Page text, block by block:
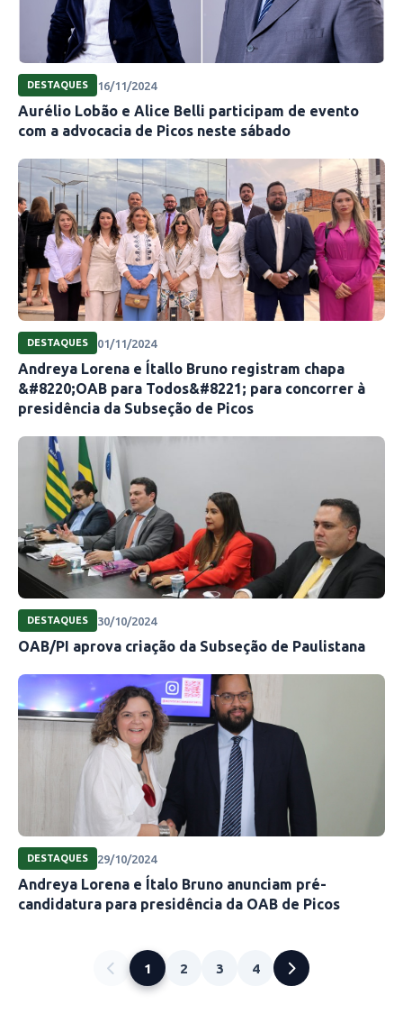
DESTAQUES 16/11/2024
Aurélio Lobão e Alice Belli participam de evento
com a advocacia de Picos neste sábado
DESTAQUES 01/11/2024
Andreya Lorena e Ítallo Bruno registram chapa
&#8220;OAB para Todos&#8221; para concorrer à
presidência da Subseção de Picos
DESTAQUES 30/10/2024
OAB/PI aprova criação da Subseção de Paulistana
DESTAQUES 29/10/2024
Andreya Lorena e Ítalo Bruno anunciam pré-
candidatura para presidência da OAB de Picos
1 2 3 4